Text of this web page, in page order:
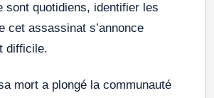
sont quotidiens, identifier les
cet assassinat s’annonce
difficile.
mort a plongé la communauté